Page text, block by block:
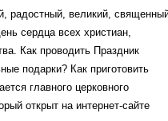
радостный, великий,
сердца всех христиан,
Как проводить Праздник
подарки? Как приготовить
главного церковного
открыт на интернет-сайте